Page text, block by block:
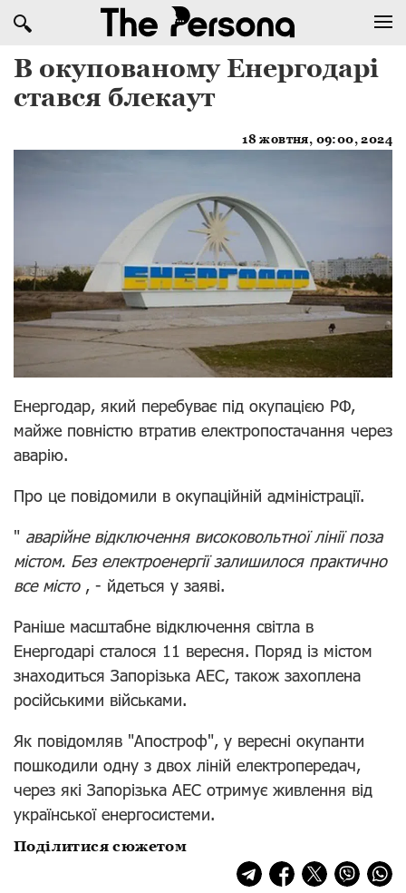
В окупованому Енергодарі
стався блекаут
18 жовтня, 09:00, 2024
Енергодар, який перебуває під окупацією РФ,
майже повністю втратив електропостачання через
аварію.
Про це повідомили в окупаційній адміністрації.
" аварійне відключення високовольтної лінії поза
містом. Без електроенергії залишилося практично
все місто, - йдеться у заяві.
Раніше масштабне відключення світла в
Енергодарі сталося 11 вересня. Поряд із містом
знаходиться Запорізька АЕС, також захоплена
російськими військами.
Як повідомляв "Апостроф", у вересні окупанти
пошкодили одну з двох ліній електропередач,
через які Запорізька АЕС отримує живлення від
української енергосистеми.
Поділитися сюжетом